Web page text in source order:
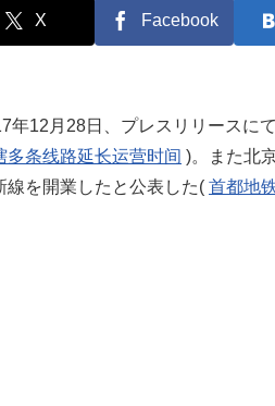
X Facebook
年12月28日、プレスリリースに
多条线路延长运营时间 )。また北
線を開業したと公表した( 首都地